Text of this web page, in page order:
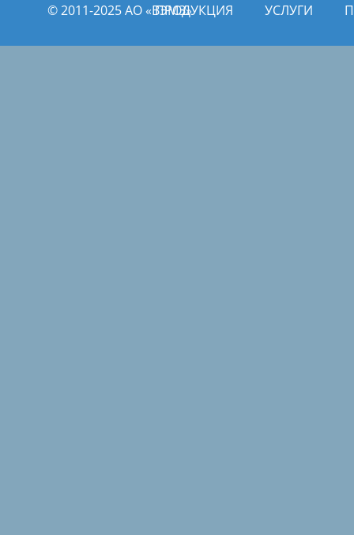
© 2011­­-2025 АО «ВЭМЗ»ПРОДУКЦИЯ УСЛУГИ